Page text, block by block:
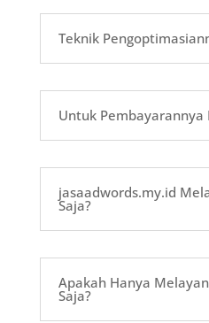
Teknik
Untuk Pembayarannya
jasaadwords.my.id
Saja?
Apakah Hanya
Saja?